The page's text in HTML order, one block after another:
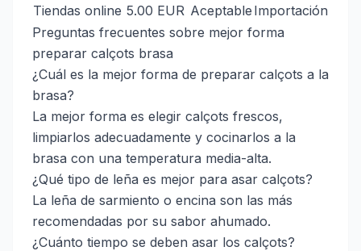
Tiendas online 5.00 EUR Aceptable Importación
Preguntas frecuentes sobre mejor forma
preparar calçots brasa
¿Cuál es la mejor forma de preparar calçots a la
brasa?
La mejor forma es elegir calçots frescos,
limpiarlos adecuadamente y cocinarlos a la
brasa con una temperatura media-alta.
¿Qué tipo de leña es mejor para asar calçots?
La leña de sarmiento o encina son las más
recomendadas por su sabor ahumado.
¿Cuánto tiempo se deben asar los calçots?